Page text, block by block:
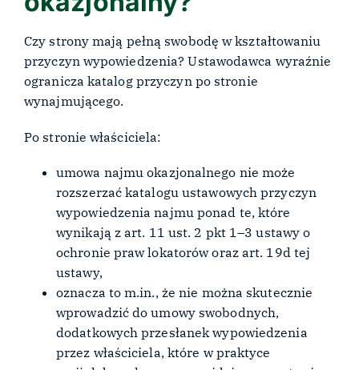
Czy strony mają pełną swobodę w kształtowaniu
przyczyn wypowiedzenia? Ustawodawca wyraźnie
ogranicza katalog przyczyn po stronie
wynajmującego.
Po stronie właściciela:
umowa najmu okazjonalnego nie może
rozszerzać katalogu ustawowych przyczyn
wypowiedzenia najmu ponad te, które
wynikają z art. 11 ust. 2 pkt 1–3 ustawy o
ochronie praw lokatorów oraz art. 19d tej
ustawy,
oznacza to m.in., że nie można skutecznie
wprowadzić do umowy swobodnych,
dodatkowych przesłanek wypowiedzenia
przez właściciela, które w praktyce